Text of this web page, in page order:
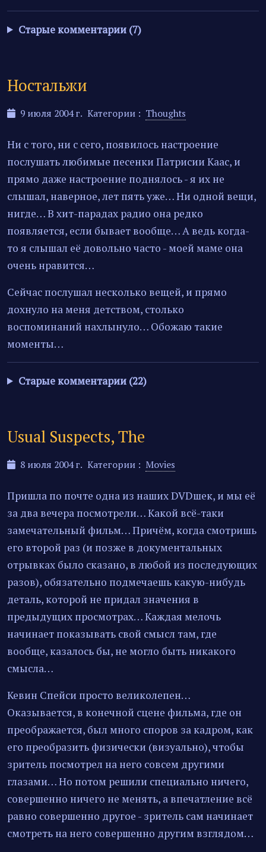
Старые комментарии (7)
Ностальжи
9 июля 2004 г. Категории : Thoughts
Ни с того, ни с сего, появилось настроение
послушать любимые песенки Патрисии Каас, и
прямо даже настроение поднялось - я их не
слышал, наверное, лет пять уже… Ни одной вещи,
нигде… В хит-парадах радио она редко
появляется, если бывает вообще… А ведь когда-
то я слышал её довольно часто - моей маме она
очень нравится…
Сейчас послушал несколько вещей, и прямо
дохнуло на меня детством, столько
воспоминаний нахлынуло… Обожаю такие
моменты…
Старые комментарии (22)
Usual Suspects, The
8 июля 2004 г. Категории : Movies
Пришла по почте одна из наших DVDшек, и мы её
за два вечера посмотрели… Какой всё-таки
замечательный фильм… Причём, когда смотришь
его второй раз (и позже в документальных
отрывках было сказано, в любой из последующих
разов), обязательно подмечаешь какую-нибудь
деталь, которой не придал значения в
предыдущих просмотрах… Каждая мелочь
начинает показывать свой смысл там, где
вообще, казалось бы, не могло быть никакого
смысла…
Кевин Спейси просто великолепен…
Оказывается, в конечной сцене фильма, где он
преображается, был много споров за кадром, как
его преобразить физически (визуально), чтобы
зритель посмотрел на него совсем другими
глазами… Но потом решили специально ничего,
совершенно ничего не менять, а впечатление всё
равно совершенно другое - зритель сам начинает
смотреть на него совершенно другим взглядом…